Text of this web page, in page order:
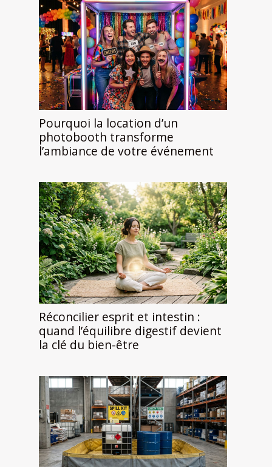
Pourquoi la location d’un
photobooth transforme
l’ambiance de votre événement
Réconcilier esprit et intestin :
quand l’équilibre digestif devient
la clé du bien-être